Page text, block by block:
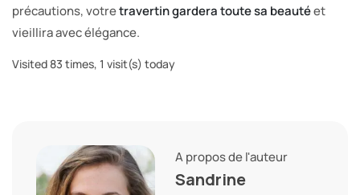
précautions, votretravertin gardera toute sa beautéet
vieillira avec élégance.
Visited 83 times, 1 visit(s) today
A propos de l'auteur
Sandrine